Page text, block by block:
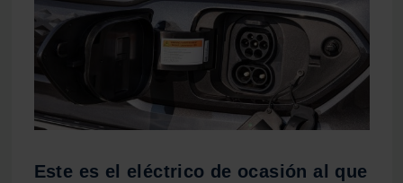
Este es el eléctrico de ocasión al que